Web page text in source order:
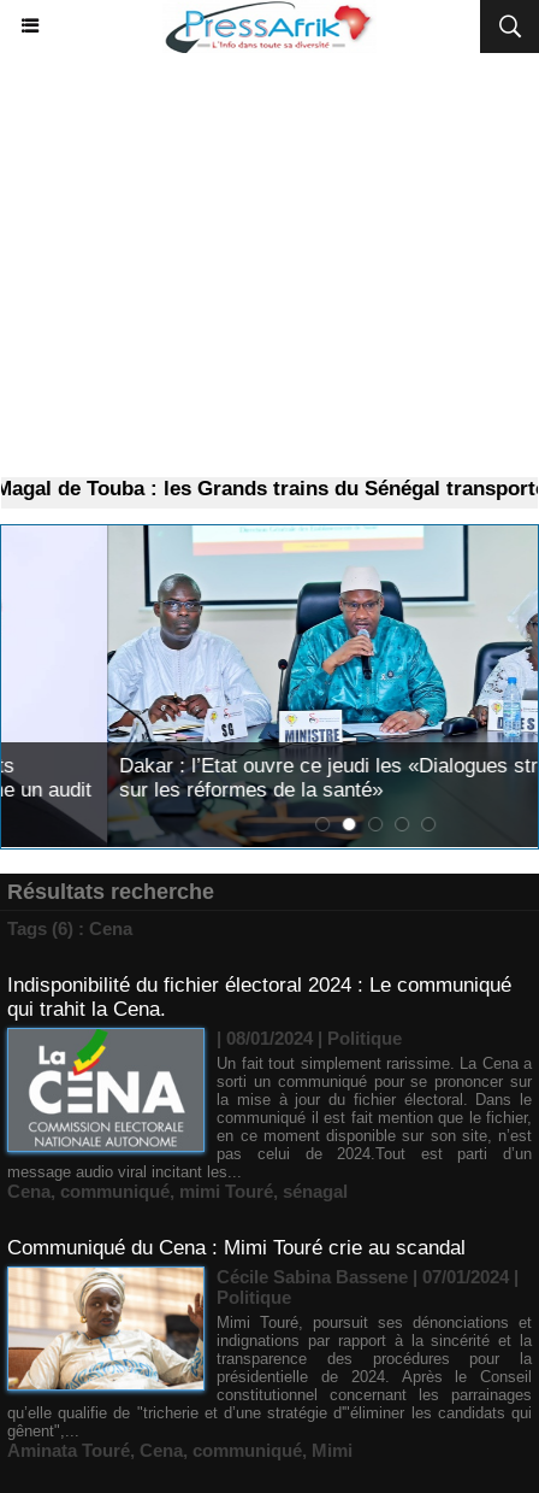
de Touba : les Grands trains du Sénégal
Dakar : l’Etat ouvre ce jeudi les «Dialogues stratégiques
sur les réformes de la santé»
Résultats recherche
Tags (6) : Cena
Indisponibilité du fichier électoral 2024 : Le communiqué
qui trahit la Cena.
| 08/01/2024 | Politique
Un fait tout simplement rarissime. La Cena a
sorti un communiqué pour se prononcer sur
la mise à jour du fichier électoral. Dans le
communiqué il est fait mention que le fichier,
en ce moment disponible sur son site, n’est
pas celui de 2024.Tout est parti d’un
message audio viral incitant les...
Cena, communiqué, mimi Touré, sénagal
Communiqué du Cena : Mimi Touré crie au scandal
Cécile Sabina Bassene | 07/01/2024 |
Politique
Mimi Touré, poursuit ses dénonciations et
indignations par rapport à la sincérité et la
transparence des procédures pour la
présidentielle de 2024. Après le Conseil
constitutionnel concernant les parrainages
qu’elle qualifie de "tricherie et d’une stratégie d'"éliminer les candidats qui
gênent",...
Aminata Touré, Cena, communiqué, Mimi